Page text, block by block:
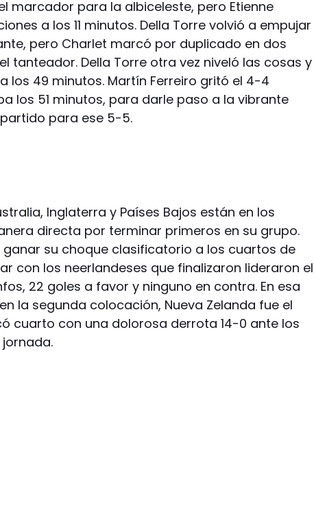
marcador para la albiceleste, pero Etienne
a los 11 minutos. Della Torre volvió a empujar
pero Charlet marcó por duplicado en dos
tanteador. Della Torre otra vez niveló las cosas y
los 49 minutos. Martín Ferreiro gritó el 4-4
los 51 minutos, para darle paso a la vibrante
para ese 5-5.
Inglaterra y Países Bajos están en los
directa por terminar primeros en su grupo.
ganar su choque clasificatorio a los cuartos de
con los neerlandeses que finalizaron lideraron el
22 goles a favor y ninguno en contra. En esa
la segunda colocación, Nueva Zelanda fue el
cuarto con una dolorosa derrota 14-0 ante los